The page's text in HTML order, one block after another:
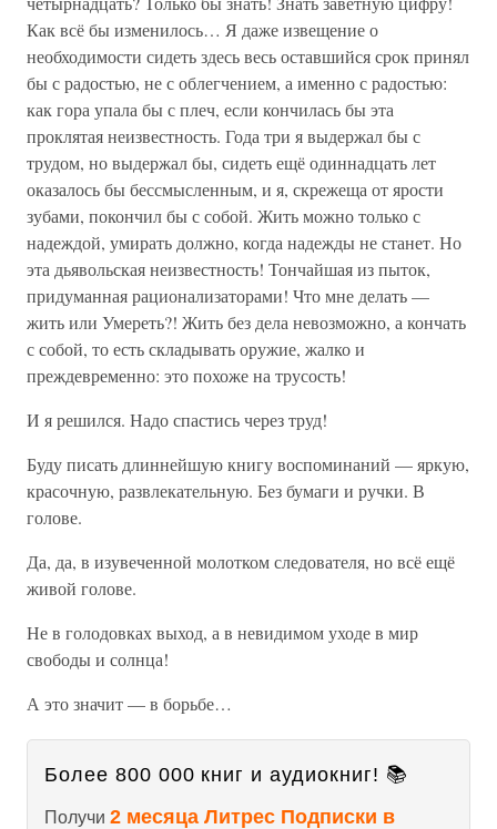
Как всё бы изменилось… Я даже извещение о
необходимости сидеть здесь весь оставшийся срок принял
бы с радостью, не с облегчением, а именно с радостью:
как гора упала бы с плеч, если кончилась бы эта
проклятая неизвестность. Года три я выдержал бы с
трудом, но выдержал бы, сидеть ещё одиннадцать лет
оказалось бы бессмысленным, и я, скрежеща от ярости
зубами, покончил бы с собой. Жить можно только с
надеждой, умирать должно, когда надежды не станет. Но
эта дьявольская неизвестность! Тончайшая из пыток,
придуманная рационализаторами! Что мне делать —
жить или Умереть?! Жить без дела невозможно, а кончать
с собой, то есть складывать оружие, жалко и
преждевременно: это похоже на трусость!
И я решился. Надо спастись через труд!
Буду писать длиннейшую книгу воспоминаний — яркую,
красочную, развлекательную. Без бумаги и ручки. В
голове.
Да, да, в изувеченной молотком следователя, но всё ещё
живой голове.
Не в голодовках выход, а в невидимом уходе в мир
свободы и солнца!
А это значит — в борьбе…
Более 800 000 книг и аудиокниг! 📚
Получи 2 месяца Литрес Подписки в